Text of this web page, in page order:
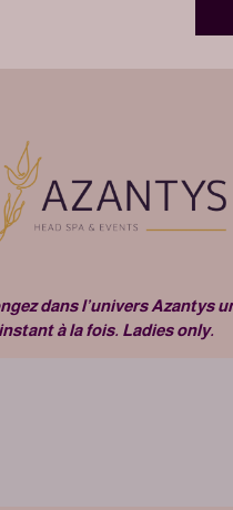
dans l’univers Azantys
instant à la fois. Ladies only.